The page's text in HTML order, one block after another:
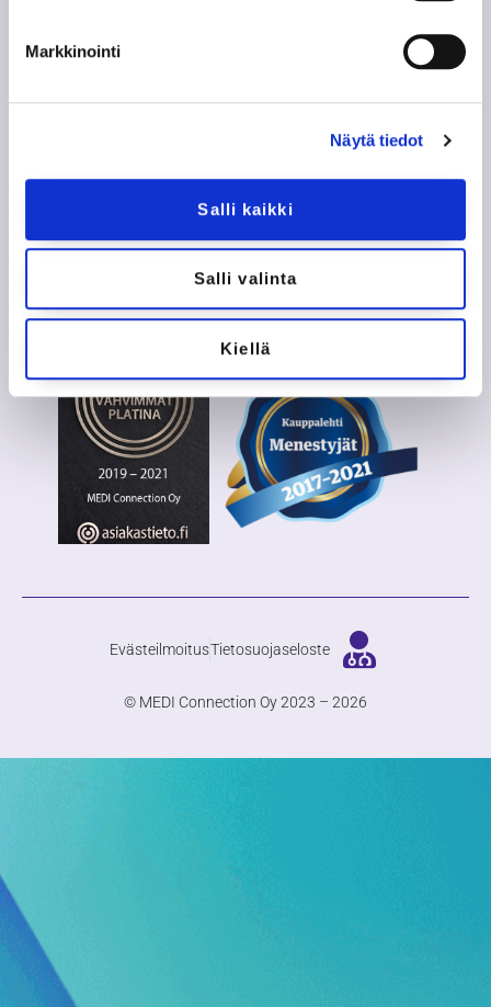
Markkinointi
Näytä tiedot
Salli kaikki
Salli valinta
Kiellä
EvästeilmoitusTietosuojaseloste
© MEDI Connection Oy 2023 – 2026